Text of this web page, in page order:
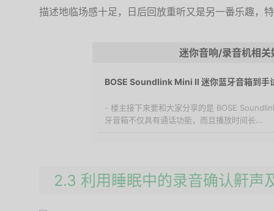
描述地临场感十足，日后回放重听又是另一番乐趣，
迷你音响/录音机相关
BOSE Soundlink Mini II 迷你蓝牙音箱到手
- 楼主接下来要和大家分享的是 BOSE
牙音箱不仅具有通话功能，而且播放时间长...
2.3 利用睡眠中的录音确认鼾声